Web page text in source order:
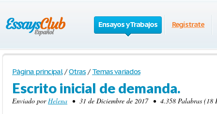
Ensayos y Trabajos Regístrate
Página principal / Otras / Temas variados
Escrito inicial de demanda.
Enviado porHelena • 31 de Diciembre de 2017 • 4.358 Palabras